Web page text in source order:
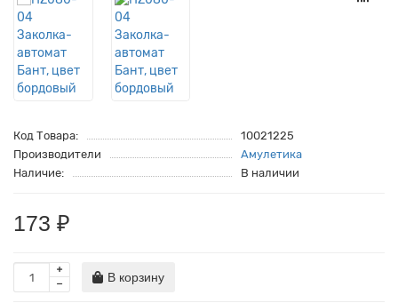
Код Товара:
10021225
Производители
Амулетика
Наличие:
В наличии
173 ₽
В корзину